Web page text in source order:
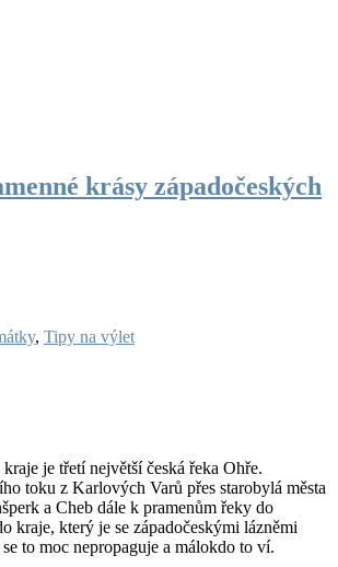
krásy západočeských
, Tipy na výlet
je třetí největší česká řeka Ohře.
toku z Karlových Varů přes starobylá města
a Cheb dále k pramenům řeky do
kraje, který je se západočeskými lázněmi
to moc nepropaguje a málokdo to ví.